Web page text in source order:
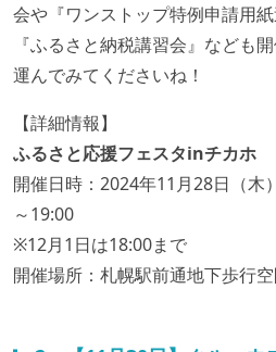
会や『ワンストップ特例申請用紙
『ふるさと納税講習会』なども
運んでみてくださいね！
【詳細情報】
ふるさと応援フェスタinチカホ
開催日時：2024年11月28日（木
～19:00
※12月1日は18:00まで
開催場所：札幌駅前通地下歩行